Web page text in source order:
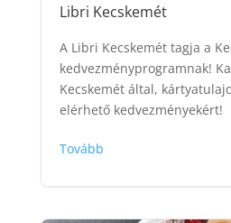
Libri Kecskemét
A Libri Kecskemét tagja a
kedvezményprogramnak!
Kecskemét által,
elérhető kedvezményekért!
Tovább